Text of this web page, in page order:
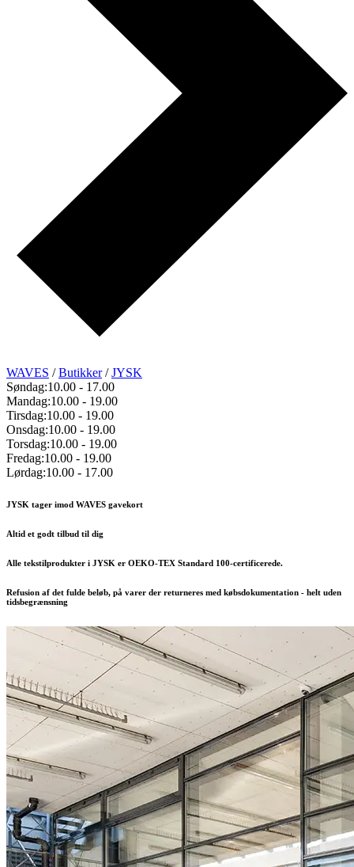
WAVES /Butikker/JYSK
Søndag:10.00 - 17.00
Mandag:10.00 - 19.00
Tirsdag:10.00 - 19.00
Onsdag:10.00 - 19.00
Torsdag:10.00 - 19.00
Fredag:10.00 - 19.00
Lørdag:10.00 - 17.00
JYSK tager imod WAVES gavekort
Altid et godt tilbud til dig
Alle tekstilprodukter i JYSK er OEKO-TEX Standard 100-certificerede.
Refusion af det fulde beløb, på varer der returneres med købsdokumentation - helt uden
tidsbegrænsning